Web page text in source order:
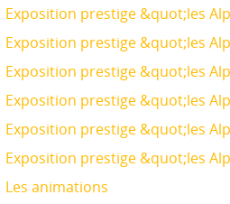
Exposition prestige &quot;les
Exposition prestige &quot;les
Exposition prestige &quot;les
Exposition prestige &quot;les
Exposition prestige &quot;les
Exposition prestige &quot;les
Les animations